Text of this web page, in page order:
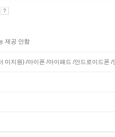
제공 안함
미지원) /아이폰 /아이패드 /안드로이드폰